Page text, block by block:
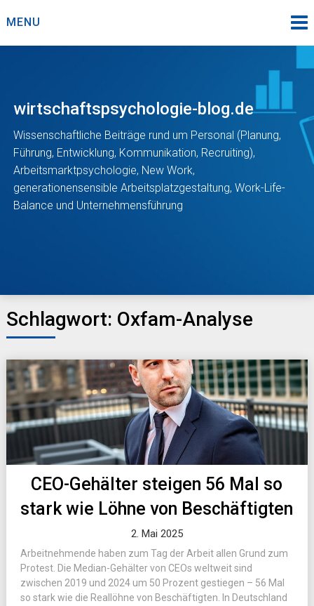
toMENU
wirtschaftspsychologie-blog.de
Wissenschaftliche Beiträge rund um Personal (Planung,
Führung, Entwicklung, Kommunikation, Recruiting),
Arbeitsmarktpsychologie, New Work,
generationensensible Arbeitsplatzgestaltung, Work-Life-
Balance und Unternehmensführung
Schlagwort: Oxfam-Analyse
CEO-Gehälter steigen 56 Mal so
stark wie Löhne von Beschäftigten
2. Mai 2025
Arbeitnehmende haben zum Tag der Arbeit allen Grund zum
Protest. Die Median-Gehälter von CEOs weltweit sind
zwischen 2019 und 2024 um 50 Prozent gestiegen – 56 Mal
so stark wie die Reallöhne von Beschäftigten. In Deutschland